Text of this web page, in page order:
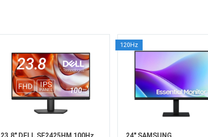
120Hz